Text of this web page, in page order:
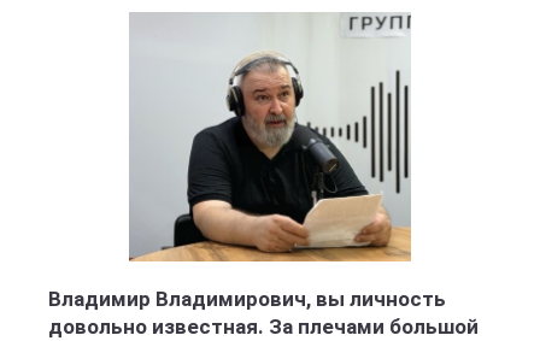
Владимир Владимирович, вы личность
довольно известная. За плечами большой